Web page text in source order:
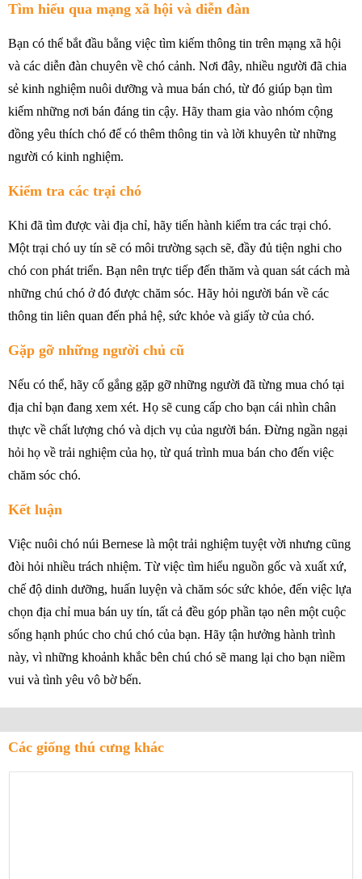
Tìm hiểu qua mạng xã hội và diễn đàn
Bạn có thể bắt đầu bằng việc tìm kiếm thông tin trên mạng xã hội
và các diễn đàn chuyên về chó cảnh. Nơi đây, nhiều người đã chia
sẻ kinh nghiệm nuôi dưỡng và mua bán chó, từ đó giúp bạn tìm
kiếm những nơi bán đáng tin cậy. Hãy tham gia vào nhóm cộng
đồng yêu thích chó để có thêm thông tin và lời khuyên từ những
người có kinh nghiệm.
Kiểm tra các trại chó
Khi đã tìm được vài địa chỉ, hãy tiến hành kiểm tra các trại chó.
Một trại chó uy tín sẽ có môi trường sạch sẽ, đầy đủ tiện nghi cho
chó con phát triển. Bạn nên trực tiếp đến thăm và quan sát cách mà
những chú chó ở đó được chăm sóc. Hãy hỏi người bán về các
thông tin liên quan đến phả hệ, sức khỏe và giấy tờ của chó.
Gặp gỡ những người chủ cũ
Nếu có thể, hãy cố gắng gặp gỡ những người đã từng mua chó tại
địa chỉ bạn đang xem xét. Họ sẽ cung cấp cho bạn cái nhìn chân
thực về chất lượng chó và dịch vụ của người bán. Đừng ngần ngại
hỏi họ về trải nghiệm của họ, từ quá trình mua bán cho đến việc
chăm sóc chó.
Kết luận
Việc nuôi chó núi Bernese là một trải nghiệm tuyệt vời nhưng cũng
đòi hỏi nhiều trách nhiệm. Từ việc tìm hiểu nguồn gốc và xuất xứ,
chế độ dinh dưỡng, huấn luyện và chăm sóc sức khỏe, đến việc lựa
chọn địa chỉ mua bán uy tín, tất cả đều góp phần tạo nên một cuộc
sống hạnh phúc cho chú chó của bạn. Hãy tận hưởng hành trình
này, vì những khoảnh khắc bên chú chó sẽ mang lại cho bạn niềm
vui và tình yêu vô bờ bến.
Các giống thú cưng khác